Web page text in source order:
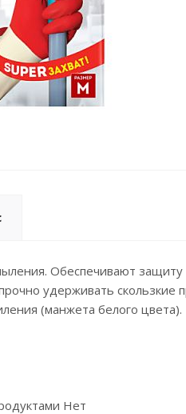
Обеспечивают
удерживать
(манжета белого цвета).
Нет